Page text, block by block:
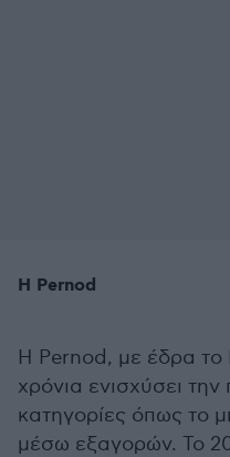
Η Pernod
Η Pernod, με έδρα το
χρόνια ενισχύσει
κατηγορίες όπως το
μέσω εξαγορών. Το